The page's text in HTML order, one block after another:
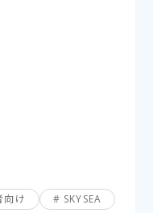
向け
SKYSEA